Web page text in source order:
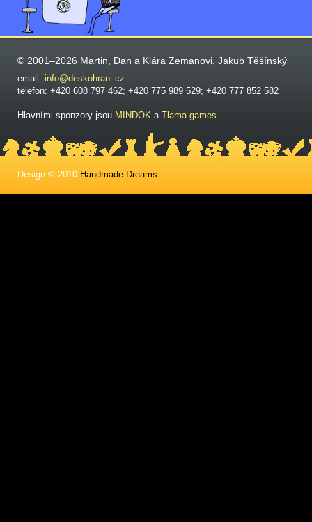
© 2001–2026 Martin, Dan a Klára Zemanovi, Jakub Těšínský
email: info@deskohrani.cz
telefon: +420 608 797 462; +420 775 989 529; +420 777 852 582
Hlavními sponzory jsou MINDOK a Tlama games.
Design © 2010 Handmade Dreams